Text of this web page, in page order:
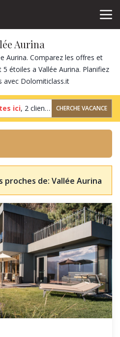
Aurina
Aurina. Comparez les offres et
étoiles a Vallée Aurina. Planifiez
avec Dolomiticlass.it
ici, 2 clients 1 chambre
CHERCHE VACANCE
proches de: Vallée Aurina